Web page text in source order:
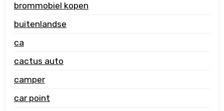
brommobiel kopen
buitenlandse
ca
cactus auto
camper
car point